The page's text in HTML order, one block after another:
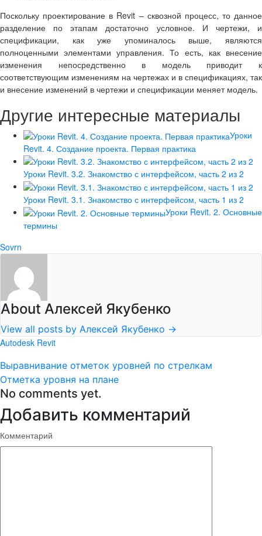
Поскольку проектирование в Revit – сквозной процесс, то данное
разделение по этапам достаточно условное. И чертежи, и
спецификации, как уже упоминалось выше, являются
полноценными элементами управления. То есть, как внесение
изменения непосредственно в модель приводит к
соответствующим изменениям на чертежах и в спецификациях, так
и внесение изменений в чертежи и спецификации меняет модель.
Другие интересные материалы
Уроки
Revit. 4. Создание проекта. Первая практика
Уроки Revit. 3.2. Знакомство с интерфейсом, часть 2 из 2
Уроки Revit. 3.1. Знакомство с интерфейсом, часть 1 из 2
Уроки Revit. 2. Основные
термины
Sovrn
About Алексей Якубенко
View all posts by Алексей Якубенко →
Autodesk Revit
Выравнивание отметок уровней по стрелкам
Отметка уровня на плане
No comments yet.
Добавить комментарий
Комментарий